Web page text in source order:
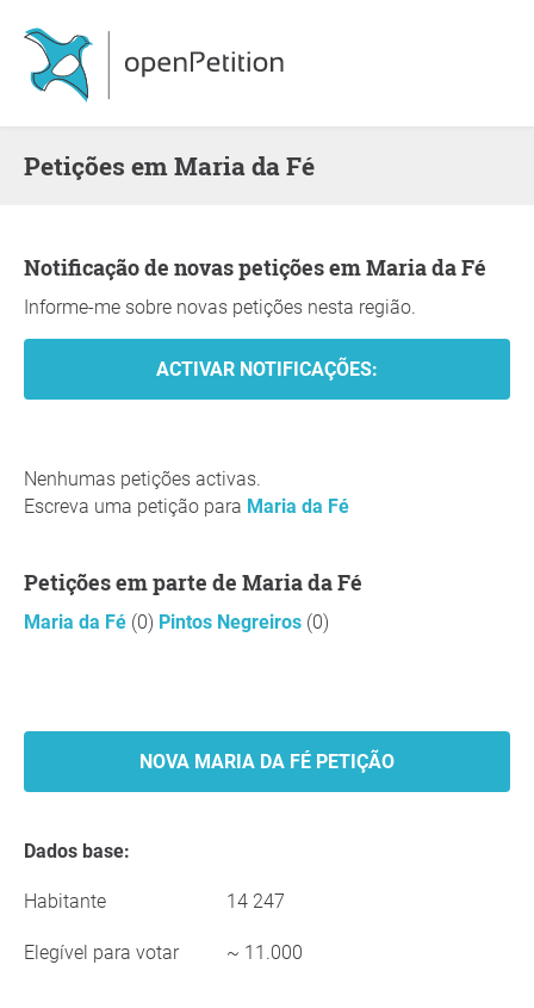
Petições em Maria da Fé
Notificação de novas petições em Maria da Fé
Informe-me sobre novas petições nesta região.
Nenhumas petições activas.
Escreva uma petição para Maria da Fé
Petições em parte de Maria da Fé
Maria da Fé (0) Pintos Negreiros (0)
NOVA MARIA DA FÉ PETIÇÃO
Dados base:
Habitante 14 247
Elegível para votar ~ 11.000